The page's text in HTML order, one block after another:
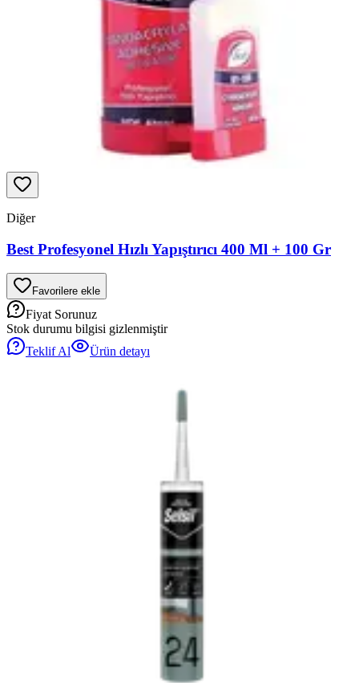
Diğer
Best Profesyonel Hızlı Yapıştırıcı 400 Ml + 100 Gr
Favorilere ekle
Fiyat Sorunuz
Stok durumu bilgisi gizlenmiştir
Teklif Al
Ürün detayı